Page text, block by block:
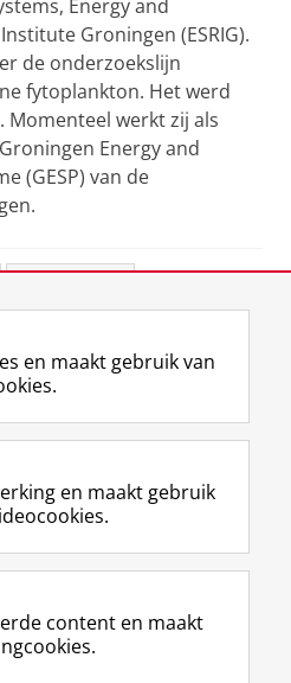
Energy and
Groningen (ESRIG).
de onderzoekslijn
fytoplankton. Het werd
Momenteel werkt zij als
Energy and
(GESP) van de
F
a
e
b
o
p
a
L
i
k
e
I
-
p
R
S
-
f
e
R
I
n
t
r
m
Y
o
T
e
k
en maakt gebruik van
en maakt gebruik
content en maakt